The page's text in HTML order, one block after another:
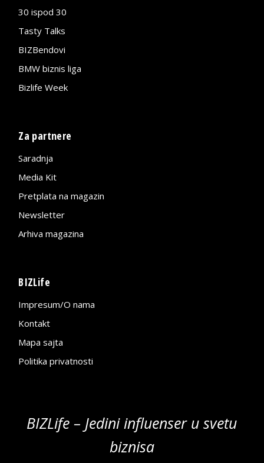
30 ispod 30
Tasty Talks
BIZBendovi
BMW biznis liga
Bizlife Week
Za partnere
Saradnja
Media Kit
Pretplata na magazin
Newsletter
Arhiva magazina
BIZLife
Impresum/O nama
Kontakt
Mapa sajta
Politika privatnosti
BIZLife – Jedini influenser u svetu
biznisa